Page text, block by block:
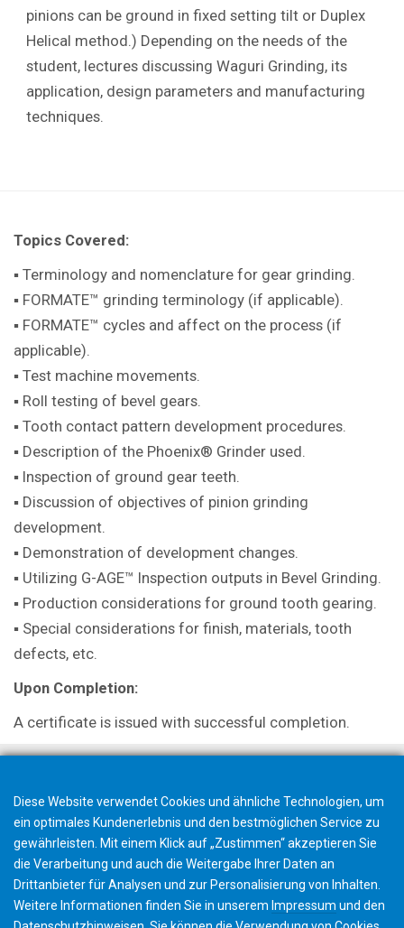
pinions can be ground in fixed setting tilt or Duplex
Helical method.) Depending on the needs of the
student, lectures discussing Waguri Grinding, its
application, design parameters and manufacturing
techniques.
Topics Covered:
▪ Terminology and nomenclature for gear grinding.
▪ FORMATE™ grinding terminology (if applicable).
▪ FORMATE™ cycles and affect on the process (if
applicable).
▪ Test machine movements.
▪ Roll testing of bevel gears.
▪ Tooth contact pattern development procedures.
▪ Description of the Phoenix® Grinder used.
▪ Inspection of ground gear teeth.
▪ Discussion of objectives of pinion grinding
development.
▪ Demonstration of development changes.
▪ Utilizing G-AGE™ Inspection outputs in Bevel Grinding.
▪ Production considerations for ground tooth gearing.
▪ Special considerations for finish, materials, tooth
defects, etc.
Upon Completion:
A certificate is issued with successful completion.
Diese Website verwendet Cookies und ähnliche Technologien, um
ein optimales Kundenerlebnis und den bestmöglichen Service zu
gewährleisten. Mit einem Klick auf „Zustimmen“ akzeptieren Sie
die Verarbeitung und auch die Weitergabe Ihrer Daten an
Drittanbieter für Analysen und zur Personalisierung von Inhalten.
Weitere Informationen finden Sie in unserem Impressum und den